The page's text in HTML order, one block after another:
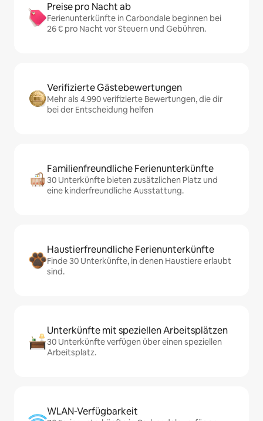
Preise pro Nacht ab
Ferienunterkünfte in Carbondale beginnen bei
26 € pro Nacht vor Steuern und Gebühren.
Verifizierte Gästebewertungen
Mehr als 4.990 verifizierte Bewertungen, die dir
bei der Entscheidung helfen
Familienfreundliche Ferienunterkünfte
30 Unterkünfte bieten zusätzlichen Platz und
eine kinderfreundliche Ausstattung.
Haustierfreundliche Ferienunterkünfte
Finde 30 Unterkünfte, in denen Haustiere erlaubt
sind.
Unterkünfte mit speziellen Arbeitsplätzen
30 Unterkünfte verfügen über einen speziellen
Arbeitsplatz.
WLAN-Verfügbarkeit